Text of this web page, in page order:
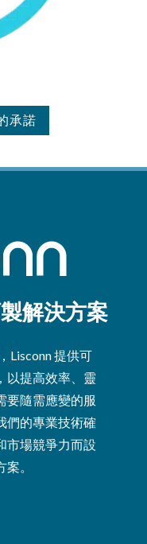
承諾
解決方案
Lisconn 提供可
以提高效率、靈
要隨需應變的服
們的專業技術確
市場競爭力而設
。